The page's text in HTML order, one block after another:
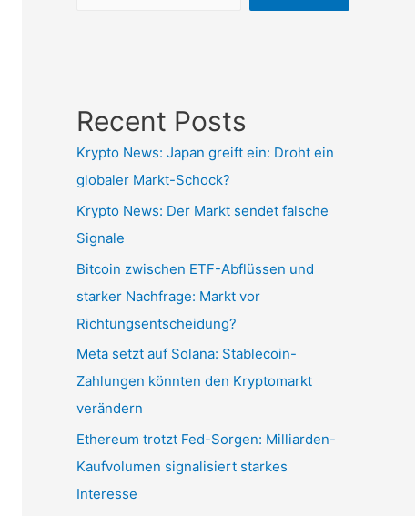
Recent Posts
Krypto News: Japan greift ein: Droht ein
globaler Markt-Schock?
Krypto News: Der Markt sendet falsche
Signale
Bitcoin zwischen ETF-Abflüssen und
starker Nachfrage: Markt vor
Richtungsentscheidung?
Meta setzt auf Solana: Stablecoin-
Zahlungen könnten den Kryptomarkt
verändern
Ethereum trotzt Fed-Sorgen: Milliarden-
Kaufvolumen signalisiert starkes
Interesse